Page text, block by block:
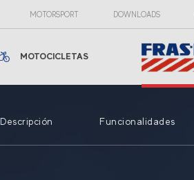
MOTORSPORT DOWNLOADS
MOTOCICLETAS
Descripción Funcionalidades